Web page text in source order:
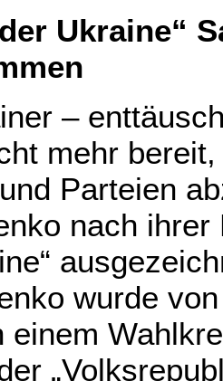
Ukraine“
–
mehr
Parteien
nach
wurde
einem